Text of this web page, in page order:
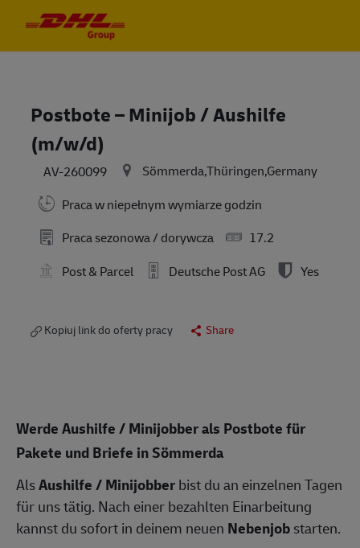
Postbote – Minijob / Aushilfe
(m/w/d)
AV-260099
Sömmerda,Thüringen,Germany
Praca w niepełnym wymiarze godzin
Praca sezonowa / dorywcza
17.2
Post & Parcel
Deutsche Post AG Yes
Kopiuj link do oferty pracy Share
Werde Aushilfe / Minijobber als Postbote für
Pakete und Briefe in Sömmerda
AlsAushilfe / Minijobberbist du an einzelnen Tagen
für uns tätig. Nach einer bezahlten Einarbeitung
kannst du sofort in deinem neuen Nebenjobstarten.